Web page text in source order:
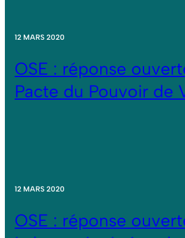
12 MARS 2020
OSE : réponse
Pacte du Pouvoir de
12 MARS 2020
OSE : réponse